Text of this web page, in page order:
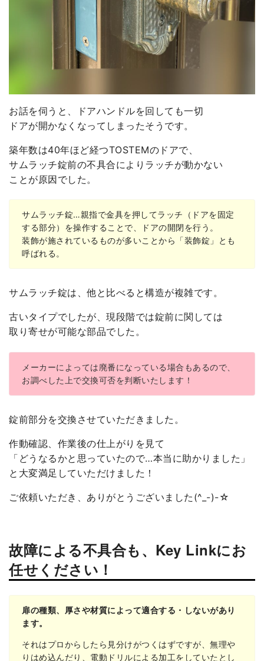
お話を伺うと、ドアハンドルを回しても一切
ドアが開かなくなってしまったそうです。
築年数は40年ほど経つTOSTEMのドアで、
サムラッチ錠前の不具合によりラッチが動かない
ことが原因でした。
サムラッチ錠…親指で金具を押してラッチ（ドアを固定
する部分）を操作することで、ドアの開閉を行う。
装飾が施されているものが多いことから「装飾錠」とも
呼ばれる。
サムラッチ錠は、他と比べると構造が複雑です。
古いタイプでしたが、現段階では錠前に関しては
取り寄せが可能な部品でした。
メーカーによっては廃番になっている場合もあるので、
お調べした上で交換可否を判断いたします！
錠前部分を交換させていただきました。
作動確認、作業後の仕上がりを見て
「どうなるかと思っていたので…本当に助かりました」
と大変満足していただけました！
ご依頼いただき、ありがとうございました(^_-)-☆
故障による不具合も、Key Linkにお
任せください！
扉の種類、厚さや材質によって適合する・しないがあり
ます。
それはプロからしたら見分けがつくはずですが、無理や
りはめ込んだり、電動ドリルによる加工をしていたとし